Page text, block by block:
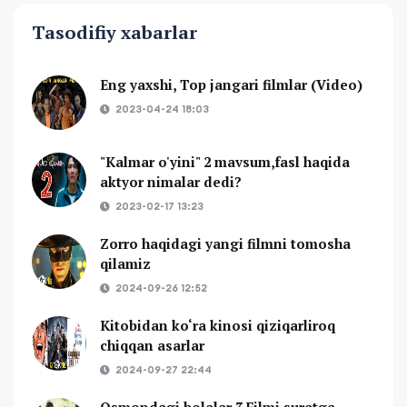
Tasodifiy xabarlar
Eng yaxshi, Top jangari filmlar (Video)
2023-04-24 18:03
"Kalmar o'yini" 2 mavsum,fasl haqida
aktyor nimalar dedi?
2023-02-17 13:23
Zorro haqidagi yangi filmni tomosha
qilamiz
2024-09-26 12:52
Kitobidan ko‘ra kinosi qiziqarliroq
chiqqan asarlar
2024-09-27 22:44